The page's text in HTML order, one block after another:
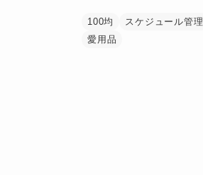
100均 スケジュール管理
愛用品